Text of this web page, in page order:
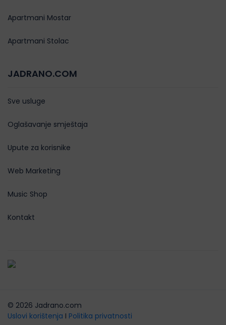
Apartmani Mostar
Apartmani Stolac
JADRANO.COM
Sve usluge
Oglašavanje smještaja
Upute za korisnike
Web Marketing
Music Shop
Kontakt
© 2026 Jadrano.com
Uslovi korištenja I Politika privatnosti